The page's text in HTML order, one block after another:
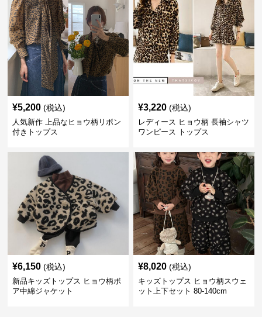
¥5,200 (税込)
人気新作 上品なヒョウ柄リボン
付きトップス
¥3,220 (税込)
レディース ヒョウ柄 長袖シャツ
ワンピース トップス
¥6,150 (税込)
新品キッズトップス ヒョウ柄ボ
ア中綿ジャケット
¥8,020 (税込)
キッズトップス ヒョウ柄スウェ
ット上下セット 80-140cm